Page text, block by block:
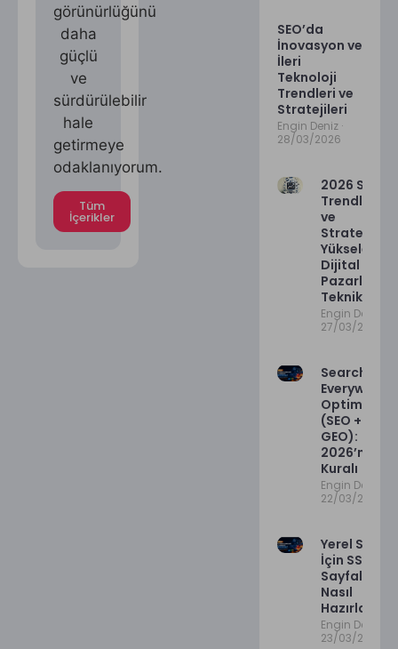
görünürlüğünü
daha
güçlü
ve
sürdürülebilir
hale
getirmeye
odaklanıyorum.
Tüm
İçerikler
SEO’da
İnovasyon ve
İleri
Teknoloji
Trendleri ve
Stratejileri
Engin Deniz
28/03/2026
2026 SEO
Trendleri
ve
Stratejileri:
Yükselen
Dijital
Pazarlama
Teknikleri
Engin Deniz
27/03/2026
Search
Everywhere
(SEO + AEO
GEO):
2026’nın
Kuralı
Engin Deniz
22/03/2026
Yerel SEO
İçin SSS
Sayfaları
Nasıl
Hazırlanır?
Engin Deniz
23/03/2026